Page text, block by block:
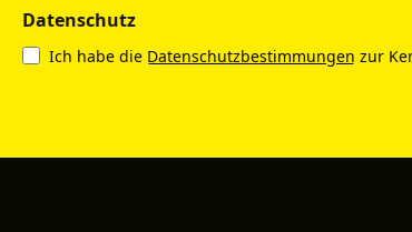
Datenschutz
Ich habe die Datenschutzbestimmungen zur